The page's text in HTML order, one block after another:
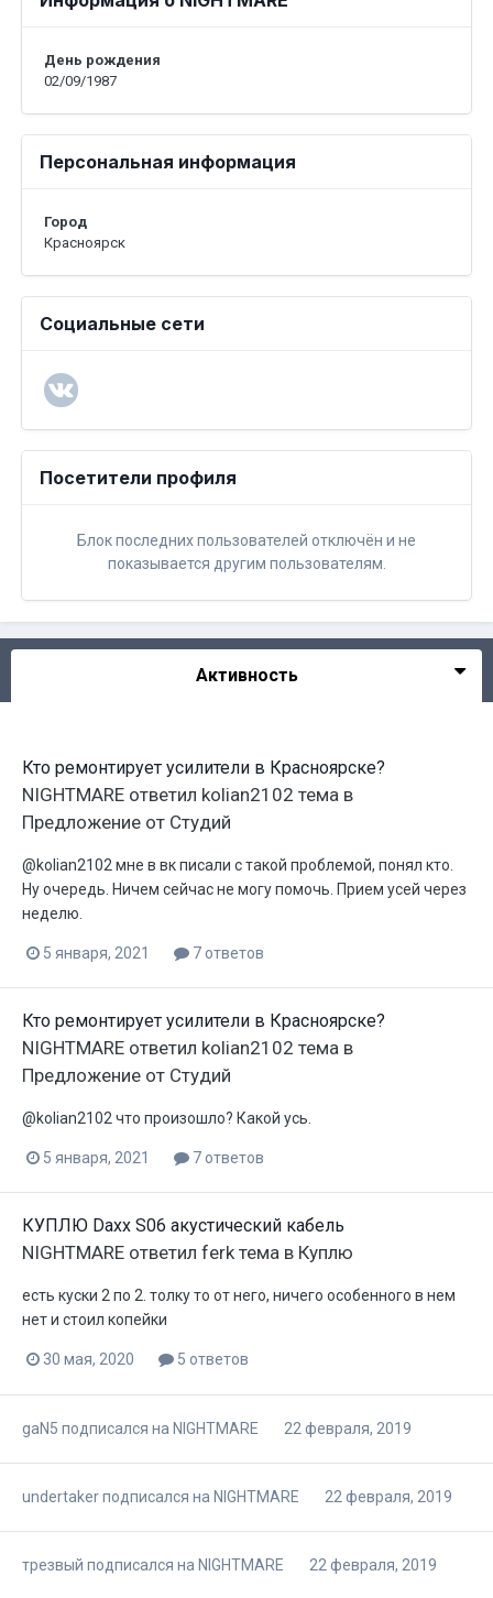
День рождения
02/09/1987
Персональная информация
Город
Красноярск
Социальные сети
Посетители профиля
Блок последних пользователей отключён и не
показывается другим пользователям.
Активность
Кто ремонтирует усилители в Красноярске?
NIGHTMARE ответил kolian2102 тема в
Предложение от Студий
@kolian2102 мне в вк писали с такой проблемой, понял кто.
Ну очередь. Ничем сейчас не могу помочь. Прием усей через
неделю.
5 января, 2021 7 ответов
Кто ремонтирует усилители в Красноярске?
NIGHTMARE ответил kolian2102 тема в
Предложение от Студий
@kolian2102 что произошло? Какой усь.
5 января, 2021 7 ответов
КУПЛЮ Daxx S06 акустический кабель
NIGHTMARE ответил ferkтема в Куплю
есть куски 2 по 2. толку то от него, ничего особенного в нем
нет и стоил копейки
30 мая, 2020 5 ответов
gaN5 подписался на NIGHTMARE 22 февраля, 2019
undertakerподписался на NIGHTMARE 22 февраля, 2019
трезвый подписался на NIGHTMARE 22 февраля, 2019